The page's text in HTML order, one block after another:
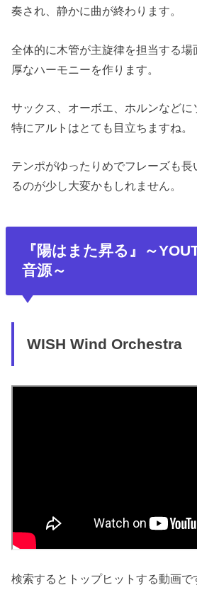
奏され、静かに曲が終わります。
全体的に木管が主旋律を担当する
厚なハーモニーを作ります。
サックス、オーボエ、ホルンなどに
特にアルトはとても目立ちますね。
テンポがゆったりめでフレーズも
るのが少し大変かもしれません。
『陽はまた昇る 』
～
音源～
WISH Wind Orchestra
検索するとトップヒットする動画で